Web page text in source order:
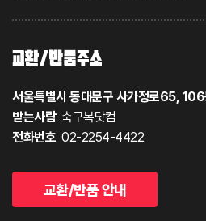
교환/반품주소
서울특별시 동대문구 사가정로65,
받는사람축구복닷컴
전화번호 02-2254-4422
교환/반품 안내